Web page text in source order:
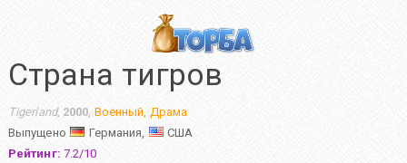
Страна тигров
Tigerland, 2000, Военный, Драма
Выпущено
Германия,
США
Рейтинг: 7.2/10